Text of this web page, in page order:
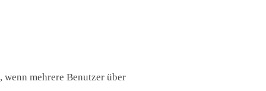
mehrere Benutzer über